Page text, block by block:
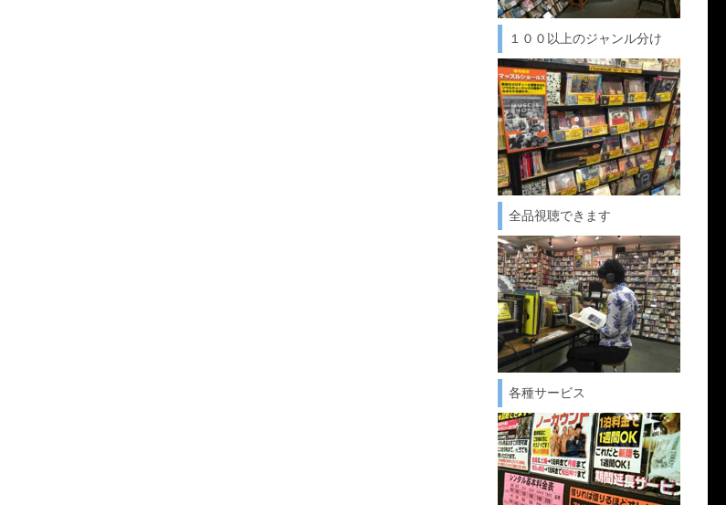
１００以上のジャンル分け
全品視聴できます
各種サービス